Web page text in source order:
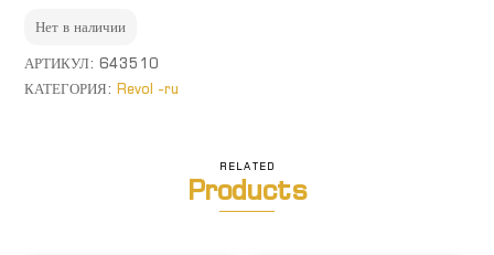
Нет в наличии
АРТИКУЛ:643510
КАТЕГОРИЯ:Revol -ru
RELATED
Products